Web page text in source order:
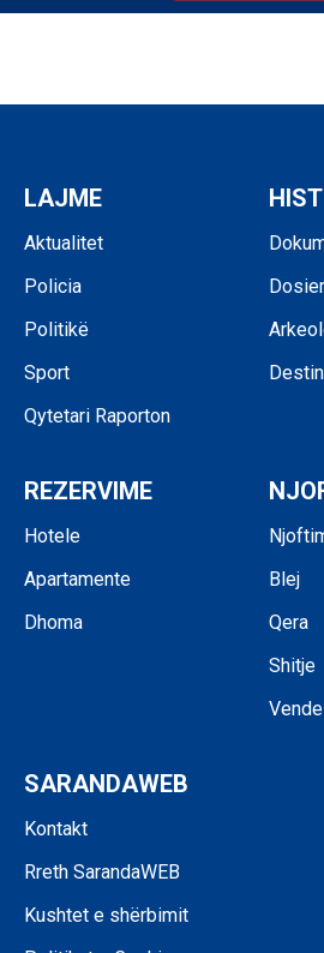
LAJME
Aktualitet
Policia
Politikë
Sport
Qytetari Raporton
Dosier
REZERVIME
Hotele
Apartamente
Dhoma
Blej
Qera
Shitje
SARANDAWEB
Kontakt
Rreth SarandaWEB
Kushtet e shërbimit